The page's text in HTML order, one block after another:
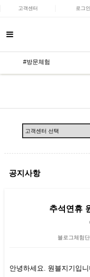
고객센터 로그인
#방문체험
공지사항
추석연휴
블로그체험
안녕하세요. 원블지기입